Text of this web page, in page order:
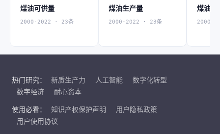
煤油可供量
2000-2022 · 23条
煤油生产量
2000-2022 · 23条
煤油进
2000-
热门研究： 新质生产力 人工智能
数字化转型
数字经济
耐心资本
使用必看： 知识产权保护声明
用户隐私政策
用户使用协议